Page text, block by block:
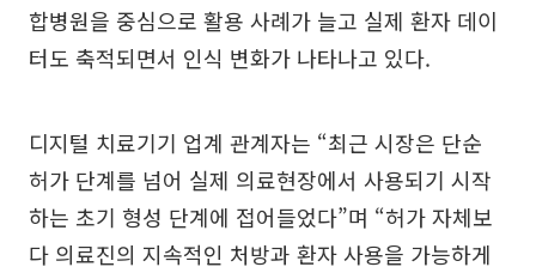
합병원을 중심으로 활용 사례가 늘고 실제 환자 데이
터도 축적되면서 인식 변화가 나타나고 있다.
디지털 치료기기 업계 관계자는 “최근 시장은 단순
허가 단계를 넘어 실제 의료현장에서 사용되기 시작
하는 초기 형성 단계에 접어들었다”며 “허가 자체보
다 의료진의 지속적인 처방과 환자 사용을 가능하게